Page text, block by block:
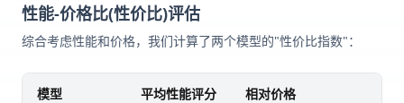
性能-价格比(性价比)评估
综合考虑性能和价格，我们计算了两个模型的"性价比指数"：
模型 平均性能评分 相对价格